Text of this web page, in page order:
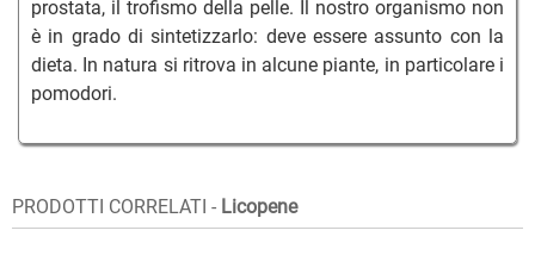
prostata, il trofismo della pelle. Il nostro organismo non
è in grado di sintetizzarlo: deve essere assunto con la
dieta. In natura si ritrova in alcune piante, in particolare i
pomodori.
PRODOTTI CORRELATI - Licopene